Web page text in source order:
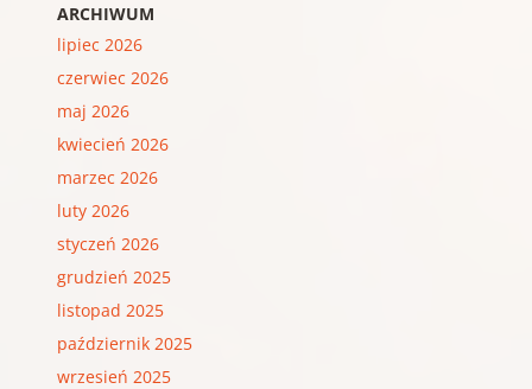
ARCHIWUM
lipiec 2026
czerwiec 2026
maj 2026
kwiecień 2026
marzec 2026
luty 2026
styczeń 2026
grudzień 2025
listopad 2025
październik 2025
wrzesień 2025